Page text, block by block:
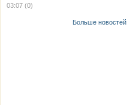
03:07 (0)
Больше новостей